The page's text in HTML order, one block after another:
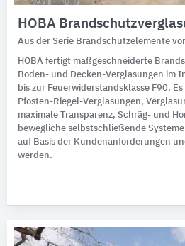
HOBA
Aus der Serie Brandschutzelemente
HOBA fertigt maßgeschneiderte
Boden- und Decken-Verglasungen im
bis zur Feuerwiderstandsklasse F90.
Pfosten-Riegel-Verglasungen,
maximale Transparenz, Schräg- und
bewegliche selbstschließende
auf Basis der Kundenanforderungen
werden.